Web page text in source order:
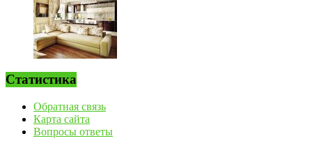
Статистика
Обратная связь
Карта сайта
Вопросы ответы